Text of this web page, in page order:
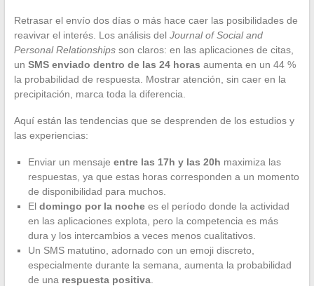
Retrasar el envío dos días o más hace caer las posibilidades de
reavivar el interés. Los análisis del Journal of Social and
Personal Relationshipsson claros: en las aplicaciones de citas,
un SMS enviado dentro de las 24 horas aumenta en un 44 %
la probabilidad de respuesta. Mostrar atención, sin caer en la
precipitación, marca toda la diferencia.
Aquí están las tendencias que se desprenden de los estudios y
las experiencias:
Enviar un mensaje entre las 17h y las 20h maximiza las
respuestas, ya que estas horas corresponden a un momento
de disponibilidad para muchos.
El domingo por la nochees el período donde la actividad
en las aplicaciones explota, pero la competencia es más
dura y los intercambios a veces menos cualitativos.
Un SMS matutino, adornado con un emoji discreto,
especialmente durante la semana, aumenta la probabilidad
de una respuesta positiva.